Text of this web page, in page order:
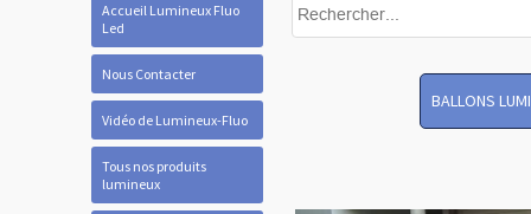
Accueil Lumineux Fluo
Led
Nous Contacter
Vidéo de Lumineux-Fluo
Tous nos produits
lumineux
BALLONS